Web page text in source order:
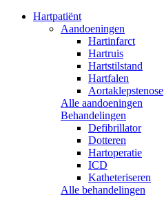
Hartpatiënt
Aandoeningen
Hartinfarct
Hartruis
Hartstilstand
Hartfalen
Aortaklepstenose
Alle aandoeningen
Behandelingen
Defibrillator
Dotteren
Hartoperatie
ICD
Katheteriseren
Alle behandelingen